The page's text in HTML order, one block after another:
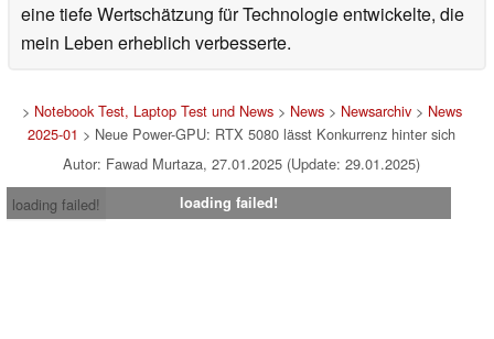
eine tiefe Wertschätzung für Technologie entwickelte, die
mein Leben erheblich verbesserte.
> Notebook Test, Laptop Test und News> News> Newsarchiv> News
2025-01 > Neue Power-GPU: RTX 5080 lässt Konkurrenz hinter sich
Autor: Fawad Murtaza, 27.01.2025 (Update: 29.01.2025)
loading failed!
loading failed!